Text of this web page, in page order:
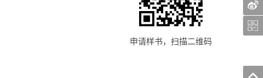
申请样书，扫描二维码